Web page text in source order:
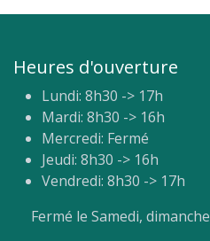
Heures d'ouverture
Lundi: 8h30 -> 17h
Mardi: 8h30 -> 16h
Mercredi: Fermé
Jeudi: 8h30 -> 16h
Vendredi: 8h30 -> 17h
Fermé le Samedi, dimanche